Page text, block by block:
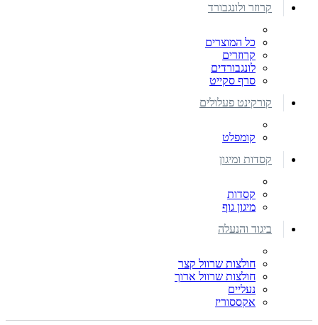
קרוזר ולונגבורד
כל המוצרים
קרוזרים
לונגבורדים
סרף סקייט
קורקינט פעלולים
קומפלט
קסדות ומיגון
קסדות
מיגון גוף
ביגוד והנעלה
חולצות שרוול קצר
חולצות שרוול ארוך
נעליים
אקססוריז